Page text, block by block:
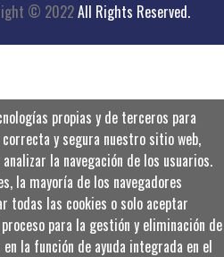
© 2022All Rights Reserved.
propias y de terceros para
y segura nuestro sitio web,
la navegación de los usuarios.
la mayoría de los navegadores
todas las cookies o solo aceptar
para la gestión y eliminación de
la función de ayuda integrada en el